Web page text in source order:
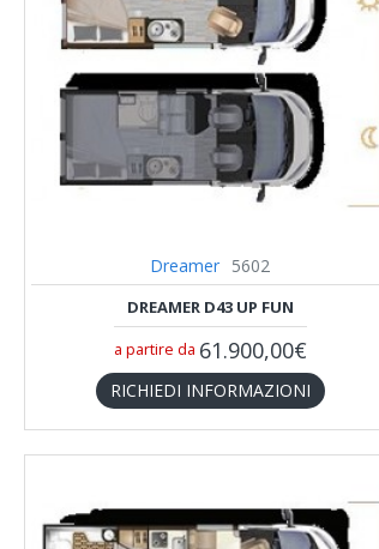
Dreamer 5602
DREAMER D43 UP FUN
a partire da 61.900,00€
RICHIEDI INFORMAZIONI